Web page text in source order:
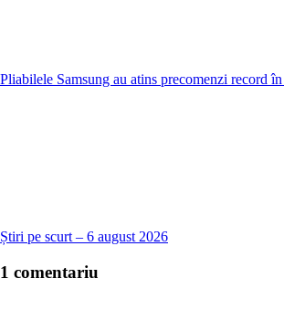
Pliabilele Samsung au atins precomenzi record
Știri pe scurt – 6 august 2026
1 comentariu